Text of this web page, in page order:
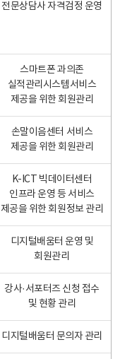
전문상담사 자격검정 운영
스마트폰 과의존
실적관리시스템서비스
제공을 위한 회원관리
손말이음센터 서비스
제공을 위한 회원관리
K-ICT 빅데이터센터
인프라 운영 등 서비스
제공을 위한 회원정보 관리
디지털배움터 운영 및
회원관리
강사·서포터즈 신청 접수
및 현황 관리
디지털배움터 문의자 관리